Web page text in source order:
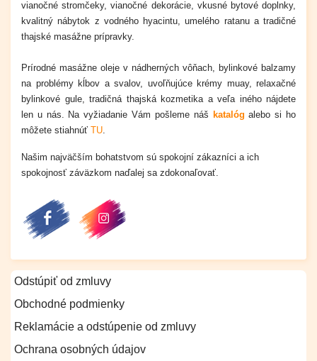
vianočné stromčeky, vianočné dekorácie, vkusné bytové doplnky,
kvalitný nábytok z vodného hyacintu, umelého ratanu a tradičné
thajské masážne prípravky.
Prírodné masážne oleje v nádherných vôňach, bylinkové balzamy
na problémy kĺbov a svalov, uvoľňujúce krémy muay, relaxačné
bylinkové gule, tradičná thajská kozmetika a veľa iného nájdete
len u nás. Na vyžiadanie Vám pošleme náš katalóg alebo si ho
môžete stiahnúť TU
Našim najväčším bohatstvom sú spokojní zákazníci a ich
spokojnosť záväzkom naďalej sa zdokonaľovať.
Odstúpiť od zmluvy
Obchodné podmienky
Reklamácie a odstúpenie od zmluvy
Ochrana osobných údajov